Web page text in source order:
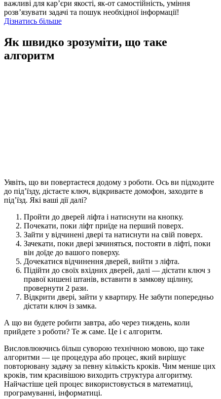
важливі для кар’єри якості, як-от самостійність, уміння
розв’язувати задачі та пошук необхідної інформації!
Дізнатись більше
Як швидко зрозуміти, що таке
алгоритм
Уявіть, що ви повертаєтеся додому з роботи. Ось ви підходите
до під’їзду, дістаєте ключ, відкриваєте домофон, заходите в
під’їзд. Які ваші дії далі?
Пройти до дверей ліфта і натиснути на кнопку.
Почекати, поки ліфт приїде на перший поверх.
Зайти у відчинені двері та натиснути на свій поверх.
Зачекати, поки двері зачиняться, постояти в ліфті, поки
він доїде до вашого поверху.
Дочекатися відчинення дверей, вийти з ліфта.
Підійти до своїх вхідних дверей, далі — дістати ключ з
правої кишені штанів, вставити в замкову щілину,
провернути 2 рази.
Відкрити двері, зайти у квартиру. Не забути попередньо
дістати ключ із замка.
А що ви будете робити завтра, або через тиждень, коли
прийдете з роботи? Те ж саме. Це і є алгоритм.
Висловлюючись більш суворою технічною мовою, що таке
алгоритми — це процедура або процес, який вирішує
повторювану задачу за певну кількість кроків. Чим менше цих
кроків, тим красивішою виходить структура алгоритму.
Найчастіше цей процес використовується в математиці,
програмуванні, інформатиці.